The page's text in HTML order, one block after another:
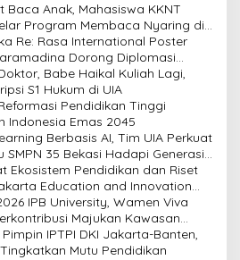
Baca Anak, Mahasiswa KKNT
Program Membaca Nyaring di
Laikang
Re: Rasa International Poster
Dorong Diplomasi
Babe Haikal Kuliah Lagi,
S1 Hukum di UIA
Pendidikan Tinggi
Indonesia Emas 2045
Berbasis AI, Tim UIA Perkuat
SMPN 35 Bekasi Hadapi Generasi
Ekosistem Pendidikan dan Riset
Education and Innovation
IPB University, Wamen Viva
Majukan Kawasan
IPTPI DKI Jakarta-Banten,
Mutu Pendidikan